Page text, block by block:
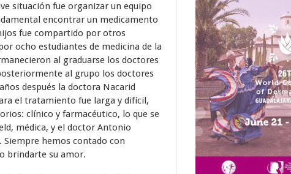
situación fue organizar un equipo
encontrar un medicamento
fue compartido por otros
ocho estudiantes de medicina de la
al graduarse los doctores
al grupo los doctores
después la doctora Nacarid
el tratamiento fue larga y difícil,
clínico y farmacéutico, lo que se
médica, y el doctor Antonio
hemos contado con
brindarte su amor.